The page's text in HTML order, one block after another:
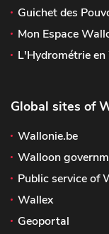
Guichet des
Mon Espace
L'Hydrométrie
Global sites of
Wallonie.be
Walloon
Public service of
Wallex
Geoportal